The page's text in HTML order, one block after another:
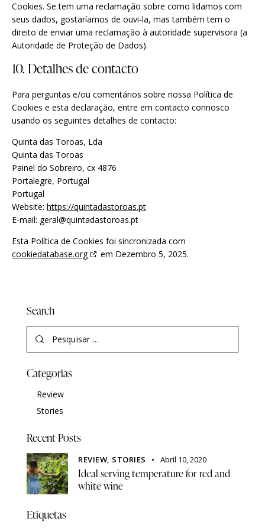
Cookies. Se tem uma reclamação sobre como lidamos com
seus dados, gostaríamos de ouvi-la, mas também tem o
direito de enviar uma reclamação à autoridade supervisora (a
Autoridade de Proteção de Dados).
10. Detalhes de contacto
Para perguntas e/ou comentários sobre nossa Política de
Cookies e esta declaração, entre em contacto connosco
usando os seguintes detalhes de contacto:
Quinta das Toroas, Lda
Quinta das Toroas
Painel do Sobreiro, cx 4876
Portalegre, Portugal
Portugal
Website: https://quintadastoroas.pt
E-mail: geral@quintadastoroas.pt
Esta Política de Cookies foi sincronizada com
cookiedatabase.org
em Dezembro 5, 2025.
Search
Categorias
Review
Stories
Recent Posts
REVIEW, STORIES Abril 10, 2020
Ideal serving temperature for red and
white wine
Etiquetas